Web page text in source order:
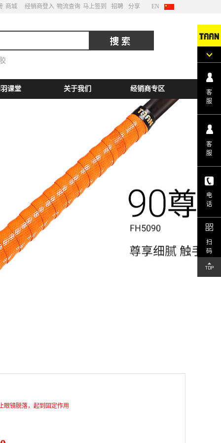
EN
招聘 分享
马上签到
物流查询
经销商登入
商城
课堂 关于我们 经销商专区
眼镜脱落，起到固定作用
客
服
客
服
电
话
扫
码